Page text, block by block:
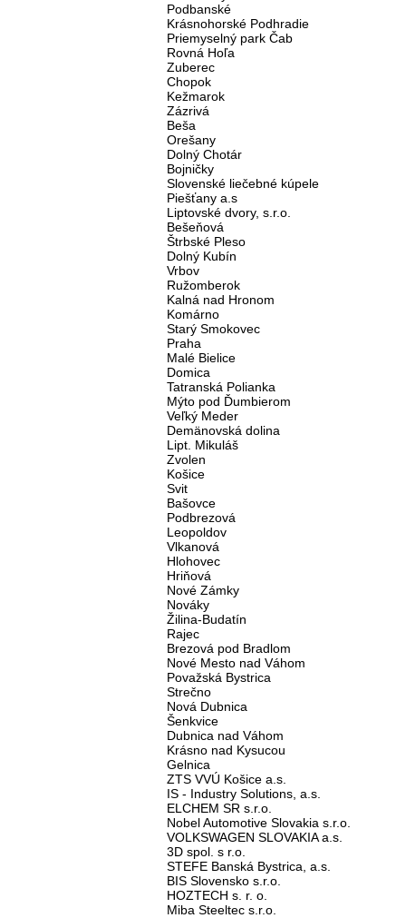
Podbanské
Krásnohorské Podhradie
Priemyselný park Čab
Rovná Hoľa
Zuberec
Chopok
Kežmarok
Zázrivá
Beša
Orešany
Dolný Chotár
Bojničky
Slovenské liečebné kúpele
Piešťany a.s
Liptovské dvory, s.r.o.
Bešeňová
Štrbské Pleso
Dolný Kubín
Vrbov
Ružomberok
Kalná nad Hronom
Komárno
Starý Smokovec
Praha
Malé Bielice
Domica
Tatranská Polianka
Mýto pod Ďumbierom
Veľký Meder
Demänovská dolina
Lipt. Mikuláš
Zvolen
Košice
Svit
Bašovce
Podbrezová
Leopoldov
Vlkanová
Hlohovec
Hriňová
Nové Zámky
Nováky
Žilina-Budatín
Rajec
Brezová pod Bradlom
Nové Mesto nad Váhom
Považská Bystrica
Strečno
Nová Dubnica
Šenkvice
Dubnica nad Váhom
Krásno nad Kysucou
Gelnica
ZTS VVÚ Košice a.s.
IS - Industry Solutions, a.s.
ELCHEM SR s.r.o.
Nobel Automotive Slovakia s.r.o.
VOLKSWAGEN SLOVAKIA a.s.
3D spol. s r.o.
STEFE Banská Bystrica, a.s.
BIS Slovensko s.r.o.
HOZTECH s. r. o.
Miba Steeltec s.r.o.